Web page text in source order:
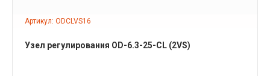
Артикул: ODCLVS16
Узел регулирования OD-6.3-25-CL (2VS)